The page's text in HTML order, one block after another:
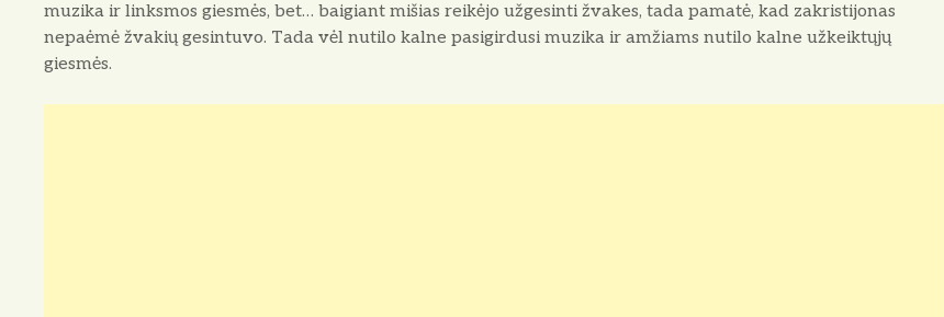
muzika ir link­smos giesmės, bet… baigiant mi­šias reikėjo užgesinti žvakes, tada pamatė, kad zakristijonas
nepaėmė žvakių gesintuvo. Ta­da vėl nutilo kalne pasigirdusi muzika ir amžiams nutilo kalne užkeiktųjų
giesmės.